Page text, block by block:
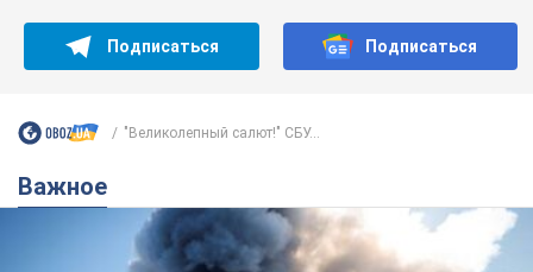
Подписаться Подписаться
"Великолепный салют!" СБУ...
Важное